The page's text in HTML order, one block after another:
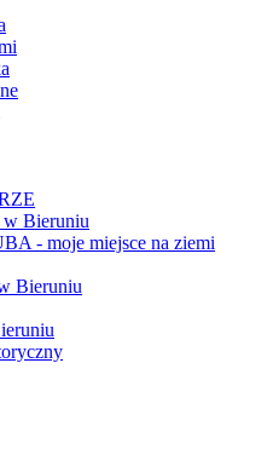
w Bieruniu
- moje miejsce na ziemi
Bieruniu